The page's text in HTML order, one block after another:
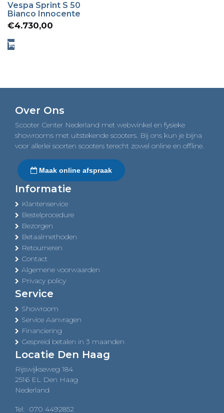
Vespa Sprint S 50
Bianco Innocente
€4.730,00
Over Ons
Scooter Center Nederland met webwinkel en fysieke
showrooms met uitstekende scooters. Bij ons kun je bijna
voor allerlei soorten scooters terecht zowel online en offline.
Maak online afspraak
Informatie
Klantenservice
Bestelprocedure
Bezorgen
Betaalmethoden
Retourneren
Contact
Algemene voorwaarden
Privacy policy
Service
Showroom
Service Aanvragen
Financiering
Gespreid betalen in 3 maanden
Locatie Den Haag
Rijswijkseweg 184
2516 EL Den Haag
Nederland
Tel: 070 4492852